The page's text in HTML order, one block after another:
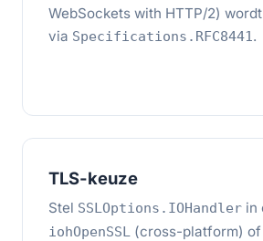
WebSockets with HTTP/2)
via Specifications.RFC8441.
TLS-keuze
Stel SSLOptions.IOHandlerin
iohOpenSSL(cross-platform) of